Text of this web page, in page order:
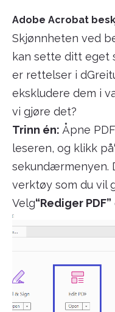
Adobe Acrobat
Skjønnheten ved
kan sette ditt eget
er rettelser i
ekskludere dem i
vi gjøre det?
Trinn én: Åpne
leseren, og klikk på
sekundærmenyen.
verktøy som du vil
Velg“Rediger PDF”